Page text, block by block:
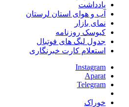
یادداشت
آب و هوای استان لرستان
نمای بازار
کیوسک روزنامه
جدول لیگ های فوتبال
استعلام کارت خبرنگاری
Instagram
Aparat
Telegram
خوراک